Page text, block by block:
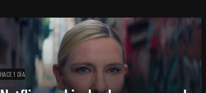
HACE 1 DÍA